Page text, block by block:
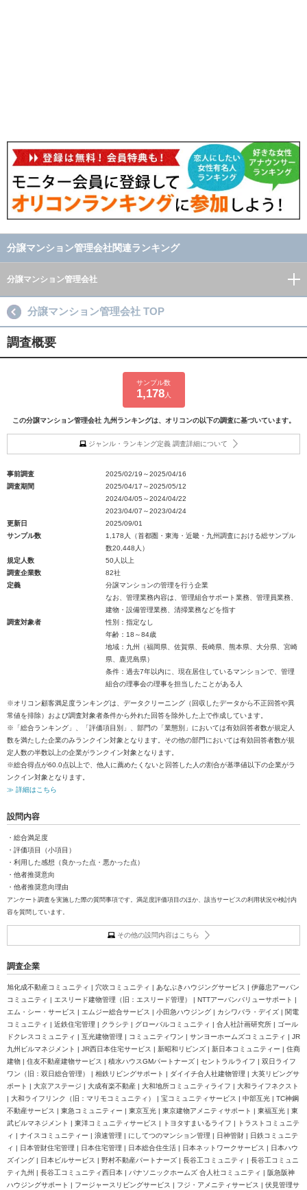
分譲マンション管理会社関連ランキング
分譲マンション管理会社
分譲マンション管理会社 TOP
調査概要
サンプル数
1,178人
この分譲マンション管理会社 九州ランキングは、オリコンの以下の調査に基づいています。
ジャンル・ランキング定義 調査詳細について
事前調査
2025/02/19～2025/04/16
調査期間
2025/04/17～2025/05/12
2024/04/05～2024/04/22
2023/04/07～2023/04/24
更新日
2025/09/01
サンプル数
1,178人（首都圏・東海・近畿・九州調査における総サンプル
数20,448人）
規定人数
50人以上
調査企業数
82社
定義
分譲マンションの管理を行う企業
なお、管理業務内容は、管理組合サポート業務、管理員業務、
建物・設備管理業務、清掃業務などを指す
調査対象者
性別：指定なし
年齢：18～84歳
地域：九州（福岡県、佐賀県、長崎県、熊本県、大分県、宮崎
県、鹿児島県）
条件：過去7年以内に、現在居住しているマンションで、管理
組合の理事会の理事を担当したことがある人
※オリコン顧客満足度ランキングは、データクリーニング（回収したデータから不正回答や異
常値を排除）および調査対象者条件から外れた回答を除外した上で作成しています。
※「総合ランキング」、「評価項目別」、部門の「業態別」においては有効回答者数が規定人
数を満たした企業のみランクイン対象となります。その他の部門においては有効回答者数が規
定人数の半数以上の企業がランクイン対象となります。
※総合得点が60.0点以上で、他人に薦めたくないと回答した人の割合が基準値以下の企業がラ
ンクイン対象となります。
≫ 詳細はこちら
設問内容
・総合満足度
・評価項目（小項目）
・利用した感想（良かった点・悪かった点）
・他者推奨意向
・他者推奨意向理由
アンケート調査を実施した際の質問事項です。満足度評価項目のほか、該当サービスの利用状況や検討内
容を質問しています。
その他の設問内容はこちら
調査企業
旭化成不動産コミュニティ | 穴吹コミュニティ | あなぶきハウジングサービス | 伊藤忠アーバン
コミュニティ | エスリード建物管理（旧：エスリード管理） | NTTアーバンバリューサポート |
エム・シー・サービス | エムジー総合サービス | 小田急ハウジング | カシワバラ・デイズ | 関電
コミュニティ | 近鉄住宅管理 | クラシテ | グローバルコミュニティ | 合人社計画研究所 | ゴール
ドクレスコミュニティ | 互光建物管理 | コミュニティワン | サンヨーホームズコミュニティ | JR
九州ビルマネジメント | JR西日本住宅サービス | 新昭和リビンズ | 新日本コミュニティー | 住商
建物 | 住友不動産建物サービス | 積水ハウスGMパートナーズ | セントラルライフ | 双日ライフ
ワン（旧：双日総合管理） | 相鉄リビングサポート | ダイイチ合人社建物管理 | 大英リビングサ
ポート | 大京アステージ | 大成有楽不動産 | 大和地所コミュニティライフ | 大和ライフネクスト
| 大和ライフリンク（旧：マリモコミュニティ） | 宝コミュニティサービス | 中部互光 | TC神鋼
不動産サービス | 東急コミュニティー | 東京互光 | 東京建物アメニティサポート | 東福互光 | 東
武ビルマネジメント | 東洋コミュニティサービス | トヨタすまいるライフ | トラストコミュニテ
ィ | ナイスコミュニティー | 浪速管理 | にしてつのマンション管理 | 日神管財 | 日鉄コミュニテ
ィ | 日本管財住宅管理 | 日本住宅管理 | 日本総合住生活 | 日本ネットワークサービス | 日本ハウ
ズイング | 日本ビルサービス | 野村不動産パートナーズ | 長谷工コミュニティ | 長谷工コミュニ
ティ九州 | 長谷工コミュニティ西日本 | パナソニックホームズ 合人社コミュニティ | 阪急阪神
ハウジングサポート | フージャースリビングサービス | フジ・アメニティサービス | 伏見管理サ